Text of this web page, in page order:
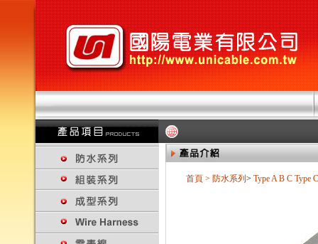
首頁 > 防水系列 > Type A B C Type C